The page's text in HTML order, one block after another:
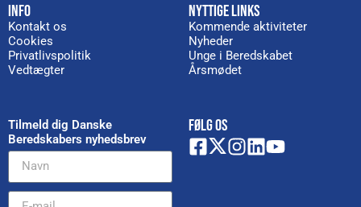
INFO
Kontakt os
Cookies
Privatlivspolitik
Vedtægter
NYTTIGE LINKS
Kommende aktiviteter
Nyheder
Unge i Beredskabet
Årsmødet
Tilmeld dig Danske
Beredskabers nyhedsbrev
FØLG OS